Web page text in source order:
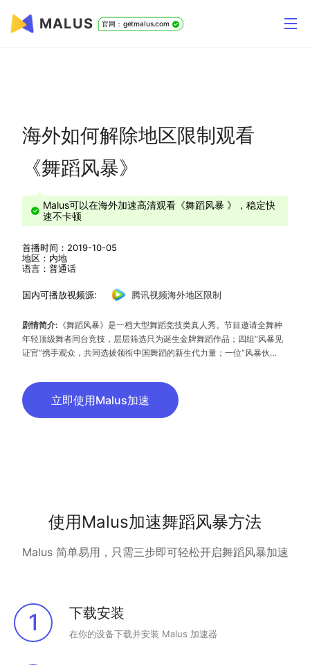
MALUS 官网：getmalus.com
海外如何解除地区限制观看
《舞蹈风暴》
Malus可以在海外加速高清观看《舞蹈风暴 》，稳定快
速不卡顿
首播时间：2019-10-05
地区：内地
语言：普通话
国内可播放视频源: 腾讯视频海外地区限制
剧情简介: 《舞蹈风暴》是一档大型舞蹈竞技类真人秀。节目邀请全舞种
年轻顶级舞者同台竞技，层层筛选只为诞生金牌舞蹈作品；四组“风暴见
证官”携手观众，共同选拔领衔中国舞蹈的新生代力量；一位“风暴伙
者每一个高光瞬间！高燃舞综热血来袭，带你刷新舞蹈认知，见证超级舞
者的诞生！立即使用Malus加速
使用Malus加速舞蹈风暴方法
Malus 简单易用，只需三步即可轻松开启舞蹈风暴加速
1 下载安装
在你的设备下载并安装 Malus 加速器